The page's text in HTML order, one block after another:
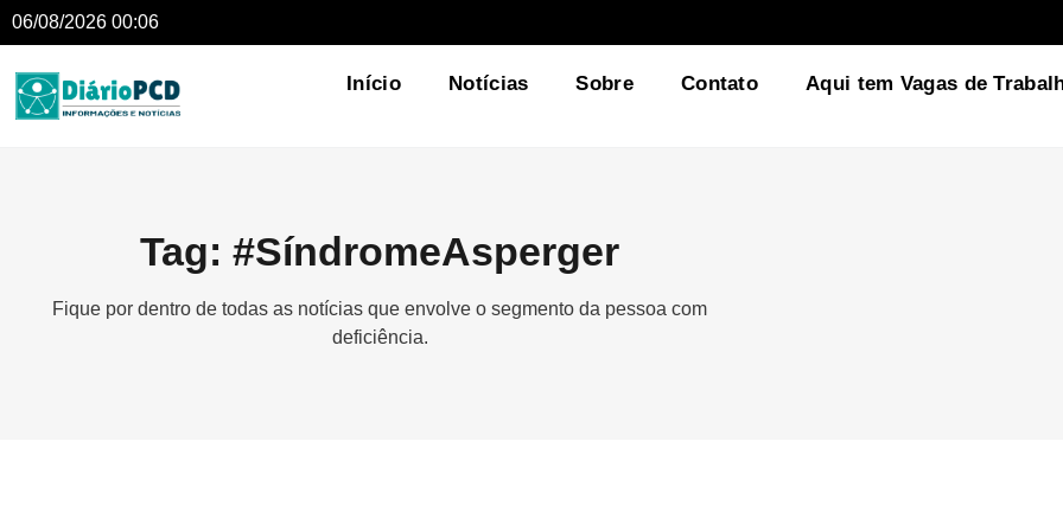
06/08/2026 00:06
Início Notícias Sobre Contato Aqui tem Vagas de
Tag: #SíndromeAsperger
Fique por dentro de todas as notícias que envolve o segmento da pessoa com
deficiência.